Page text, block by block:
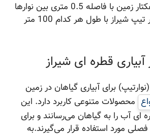
بنابراین، برای یک هکتار زمین با فاصله 0.5 متری بین نوارها
نیاز به 200 رول نوار تیپ شیراز با طول هر کدام 100 متر
قطره ای شیراز
برای آبیاری گیاهان در زمین
محصولات متنوعی کاربرد دارد. این
آب را به گیاهان می‌رسانند و برای
مورد استفاده قرار می‌گیرند.به